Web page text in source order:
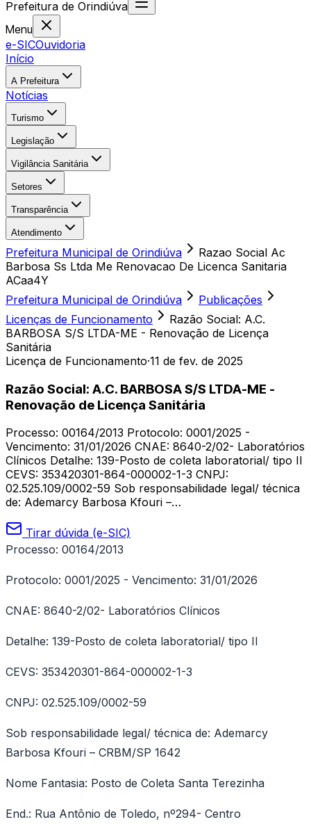
Prefeitura de Orindiúva
Menu
e-SICOuvidoria
Início
A Prefeitura
Notícias
Turismo
Legislação
Vigilância Sanitária
Setores
Transparência
Atendimento
Prefeitura Municipal de Orindiúva
Razao Social Ac
Barbosa Ss Ltda Me Renovacao De Licenca Sanitaria
ACaa4Y
Prefeitura Municipal de Orindiúva
Publicações
Licenças de Funcionamento
Razão Social: A.C.
BARBOSA S/S LTDA-ME - Renovação de Licença
Sanitária
Licença de Funcionamento·11 de fev. de 2025
Razão Social: A.C. BARBOSA S/S LTDA-ME -
Renovação de Licença Sanitária
Processo: 00164/2013 Protocolo: 0001/2025 -
Vencimento: 31/01/2026 CNAE: 8640-2/02- Laboratórios
Clínicos Detalhe: 139-Posto de coleta laboratorial/ tipo II
CEVS: 353420301-864-000002-1-3 CNPJ:
02.525.109/0002-59 Sob responsabilidade legal/ técnica
de: Ademarcy Barbosa Kfouri –…
Tirar dúvida (e-SIC)
Processo: 00164/2013
Protocolo: 0001/2025 - Vencimento: 31/01/2026
CNAE: 8640-2/02- Laboratórios Clínicos
Detalhe: 139-Posto de coleta laboratorial/ tipo II
CEVS: 353420301-864-000002-1-3
CNPJ: 02.525.109/0002-59
Sob responsabilidade legal/ técnica de: Ademarcy
Barbosa Kfouri – CRBM/SP 1642
Nome Fantasia: Posto de Coleta Santa Terezinha
End.: Rua Antônio de Toledo, nº294- Centro